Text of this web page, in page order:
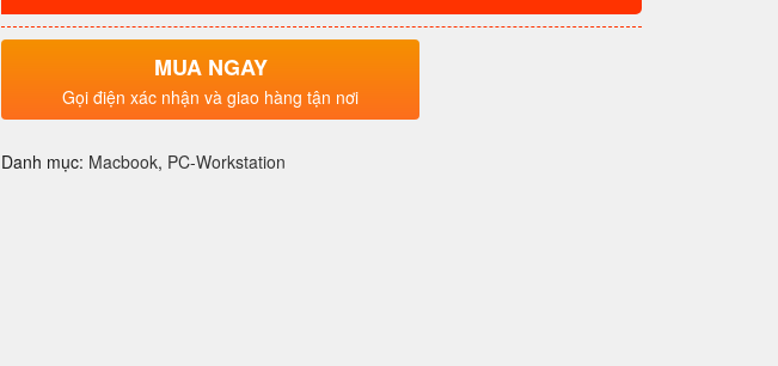
keng
giá
4
lượng
MUA NGAY
Gọi điện xác nhận và giao hàng tận nơi
Danh mục: Macbook, PC-Workstation